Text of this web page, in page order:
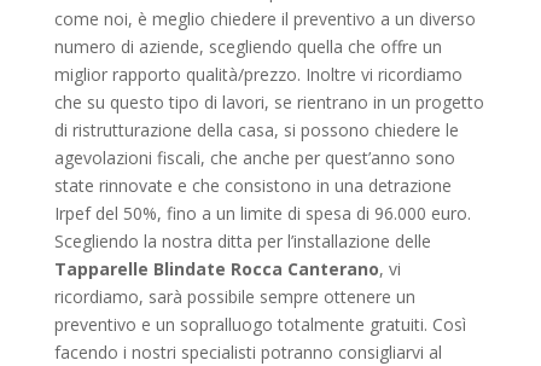
come noi, è meglio chiedere il preventivo a un diverso
numero di aziende, scegliendo quella che offre un
miglior rapporto qualità/prezzo. Inoltre vi ricordiamo
che su questo tipo di lavori, se rientrano in un progetto
di ristrutturazione della casa, si possono chiedere le
agevolazioni fiscali, che anche per quest’anno sono
state rinnovate e che consistono in una detrazione
Irpef del 50%, fino a un limite di spesa di 96.000 euro.
Scegliendo la nostra ditta per l’installazione delle
Tapparelle Blindate Rocca Canterano, vi
ricordiamo, sarà possibile sempre ottenere un
preventivo e un sopralluogo totalmente gratuiti. Così
facendo i nostri specialisti potranno consigliarvi al